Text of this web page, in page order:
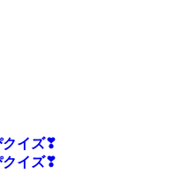
イズ❣
イズ❣